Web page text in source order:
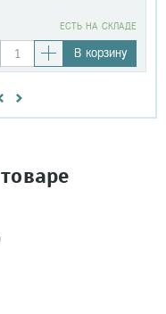
EСТЬ НА СКЛАДЕ
В корзину